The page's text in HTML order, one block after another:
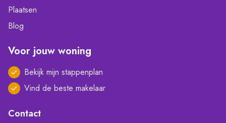
Plaatsen
Blog
Voor jouw woning
Bekijk mijn stappenplan
Vind de beste makelaar
Contact